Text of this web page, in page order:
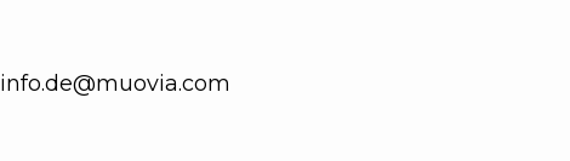
info.de@muovia.com